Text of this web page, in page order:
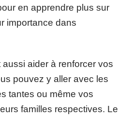
en apprendre plus sur
importance dans
aider à renforcer vos
pouvez y aller avec les
tantes ou même vos
familles respectives. Le